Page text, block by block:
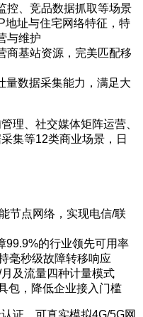
控、竞品数据抓取等场景
地址与住宅网络特征，特
与维护
商基站资源，完美匹配移
量数据采集能力，满足大
理、社交媒体矩阵运营、
集等12类商业场景，日
节点网络，实现电信/联
99.9%的行业领先可用率
毫秒级故障转移响应
及流量四种计量模式
包，降低企业接入门槛